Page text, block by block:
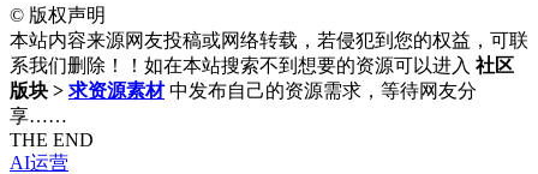
© 版权声明
本站内容来源网友投稿或网络转载，若侵犯到您的权益，可联
系我们删除！！如在本站搜索不到想要的资源可以进入 社区
版块 > 求资源素材 中发布自己的资源需求，等待网友分
享……
THE END
AI运营